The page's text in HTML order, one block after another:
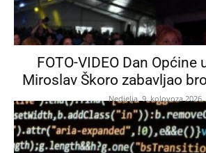
FOTO-VIDEO Dan Općine
Miroslav Škoro zabavljao
Nedjelja, 9. kolovoza 2026.